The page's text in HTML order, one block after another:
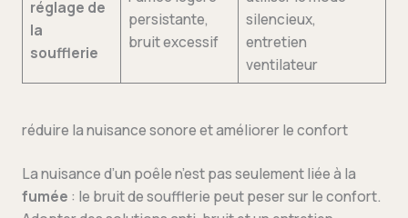
réglage de
la
soufflerie
persistante,
bruit excessif
silencieux,
entretien
ventilateur
réduire la nuisance sonore et améliorer le confort
La nuisance d’un poêle n’est pas seulement liée à la
fumée : le bruit de soufflerie peut peser sur le confort.